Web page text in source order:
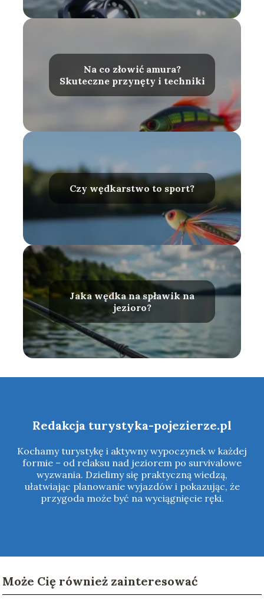
Na co złowić amura?
Skuteczne przynęty i techniki
Czy wędkarstwo to sport?
Jaka wędka na spławik na
jezioro?
Redakcja turystyka-pojezierze.pl
Kochamy turystykę i aktywny wypoczynek w każdej
formie – od relaksu nad jeziorem po survivalowe
wyzwania. Dzielimy się praktyczną wiedzą,
ułatwiając planowanie wyjazdów i pokazując, że
przygoda może być na wyciągnięcie ręki.
Może Cię również zainteresować